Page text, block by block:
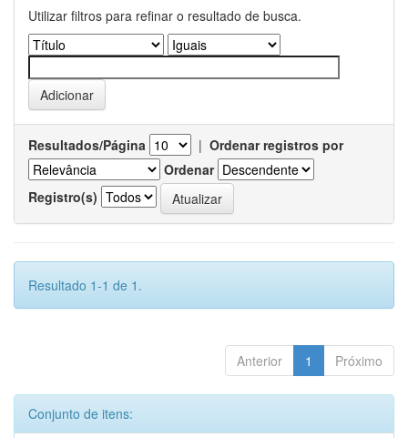
Utilizar filtros para refinar o resultado de busca.
Resultados/Página | Ordenar registros por
Ordenar
Registro(s)
Resultado 1-1 de 1.
Anterior 1 Próximo
Conjunto de itens: